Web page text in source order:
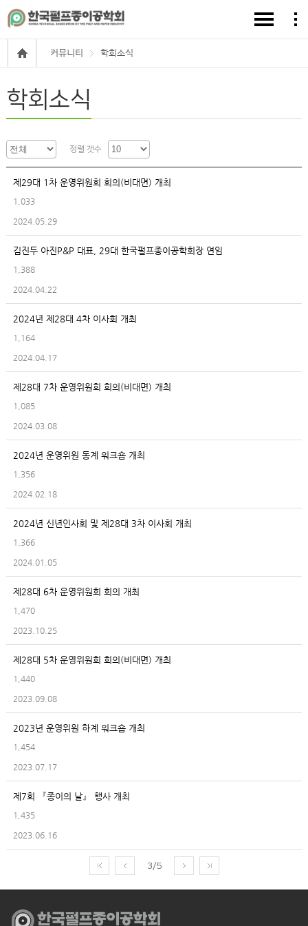
커뮤니티 학회소식
학회소식
정렬 갯수
제29대 1차 운영위원회 회의(비대면) 개최
1,033
2024.05.29
김진두 아진P&P 대표, 29대 한국펄프종이공학회장 연임
1,388
2024.04.22
2024년 제28대 4차 이사회 개최
1,164
2024.04.17
제28대 7차 운영위원회 회의(비대면) 개최
1,085
2024.03.08
2024년 운영위원 동계 워크숍 개최
1,356
2024.02.18
2024년 신년인사회 및 제28대 3차 이사회 개최
1,366
2024.01.05
제28대 6차 운영위원회 회의 개최
1,470
2023.10.25
제28대 5차 운영위원회 회의(비대면) 개최
1,440
2023.09.08
2023년 운영위원 하계 워크숍 개최
1,454
2023.07.17
제7회 『종이의 날』 행사 개최
1,435
2023.06.16
3/5